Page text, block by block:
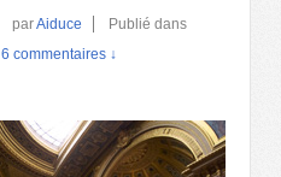
parAiduce
Publié dans
6 commentaires ↓